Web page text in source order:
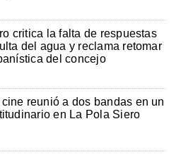
critica la falta de respuestas
del agua y reclama retomar
del concejo
reunió a dos bandas en un
en La Pola Siero